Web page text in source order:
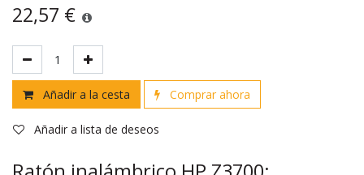
22,57 €
Añadir a la cesta Comprar ahora
Añadir a lista de deseos